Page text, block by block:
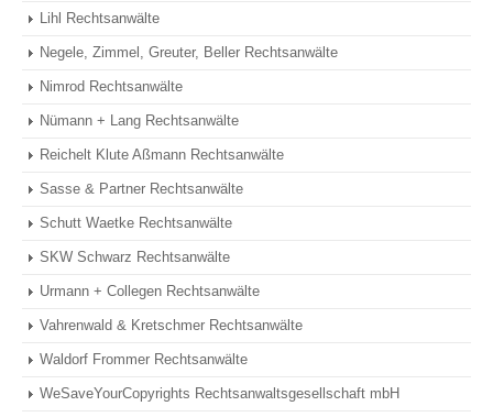
Lihl Rechtsanwälte
Negele, Zimmel, Greuter, Beller Rechtsanwälte
Nimrod Rechtsanwälte
Nümann + Lang Rechtsanwälte
Reichelt Klute Aßmann Rechtsanwälte
Sasse & Partner Rechtsanwälte
Schutt Waetke Rechtsanwälte
SKW Schwarz Rechtsanwälte
Urmann + Collegen Rechtsanwälte
Vahrenwald & Kretschmer Rechtsanwälte
Waldorf Frommer Rechtsanwälte
WeSaveYourCopyrights Rechtsanwaltsgesellschaft mbH